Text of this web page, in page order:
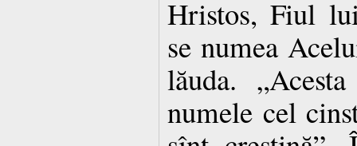
Hristos, Fiul
se numea
lăuda.
numele cel